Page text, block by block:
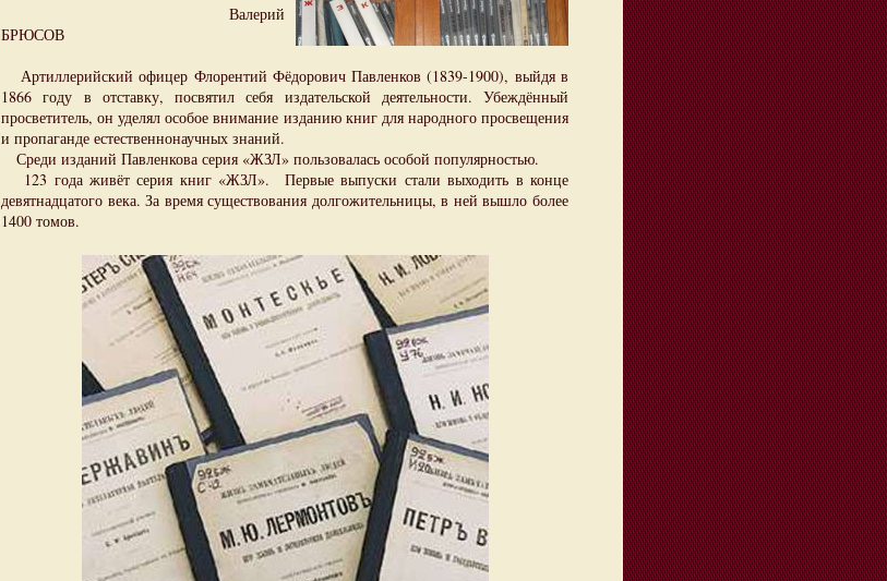
Валерий
БРЮСОВ
Артиллерийский офицер Флорентий Фёдорович Павленков (1839-1900), выйдя в
1866 году в отставку, посвятил себя издательской деятельности. Убеждённый
просветитель, он уделял особое внимание изданию книг для народного просвещения
и пропаганде естественнонаучных знаний.
Среди изданий Павленкова серия «ЖЗЛ» пользовалась особой популярностью.
123 года живёт серия книг «ЖЗЛ». Первые выпуски стали выходить в конце
девятнадцатого века. За время существования долгожительницы, в ней вышло более
1400 томов.